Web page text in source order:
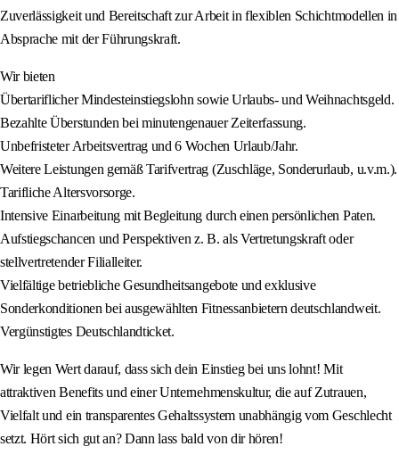
Zuverlässigkeit und Bereitschaft zur Arbeit in flexiblen Schichtmodellen in
Absprache mit der Führungskraft.
Wir bieten
Übertariflicher Mindesteinstiegslohn sowie Urlaubs- und Weihnachtsgeld.
Bezahlte Überstunden bei minutengenauer Zeiterfassung.
Unbefristeter Arbeitsvertrag und 6 Wochen Urlaub/Jahr.
Weitere Leistungen gemäß Tarifvertrag (Zuschläge, Sonderurlaub, u.v.m.).
Tarifliche Altersvorsorge.
Intensive Einarbeitung mit Begleitung durch einen persönlichen Paten.
Aufstiegschancen und Perspektiven z. B. als Vertretungskraft oder
stellvertretender Filialleiter.
Vielfältige betriebliche Gesundheitsangebote und exklusive
Sonderkonditionen bei ausgewählten Fitnessanbietern deutschlandweit.
Vergünstigtes Deutschlandticket.
Wir legen Wert darauf, dass sich dein Einstieg bei uns lohnt! Mit
attraktiven Benefits und einer Unternehmenskultur, die auf Zutrauen,
Vielfalt und ein transparentes Gehaltssystem unabhängig vom Geschlecht
setzt. Hört sich gut an? Dann lass bald von dir hören!